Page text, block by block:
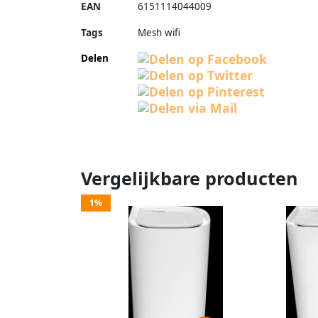
EAN 6151114044009
Tags
Mesh wifi
Delen
Vergelijkbare producten
1%